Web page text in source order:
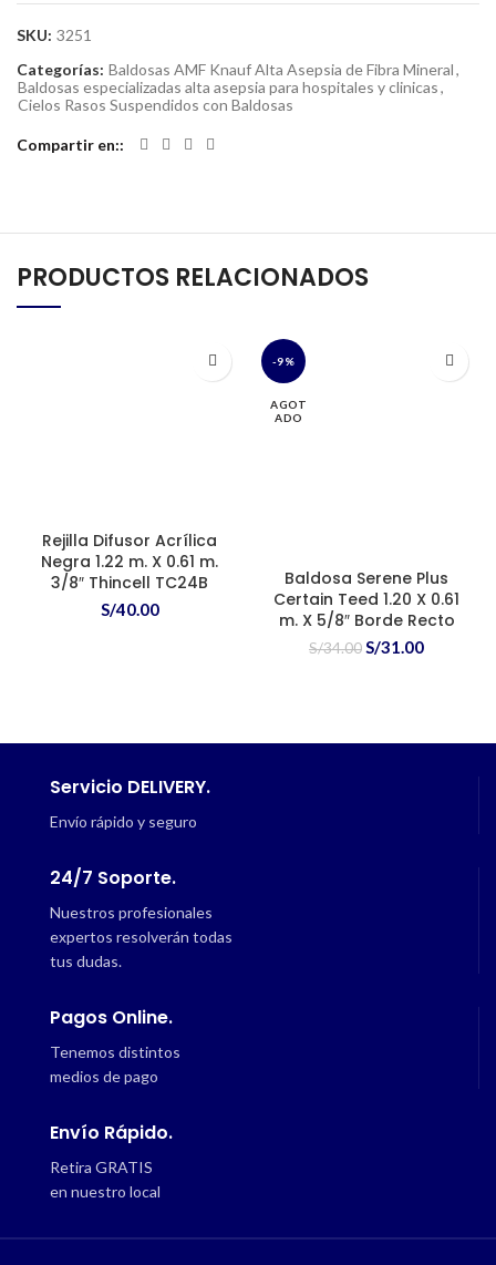
SKU: 3251
Categorías: Baldosas AMF Knauf Alta Asepsia de Fibra Mineral,
Baldosas especializadas alta asepsia para hospitales y clinicas,
Cielos Rasos Suspendidos con Baldosas
Compartir en:
PRODUCTOS RELACIONADOS
Rejilla Difusor Acrílica
Negra 1.22 m. X 0.61 m.
3/8″ Thincell TC24B
S/40.00
-9%
AGOT
ADO
Baldosa Serene Plus
Certain Teed 1.20 X 0.61
m. X 5/8″ Borde Recto
S/34.00 El
S/31.00El
Servicio DELIVERY.
Envío rápido y seguro
24/7 Soporte.
Nuestros profesionales
expertos resolverán todas
tus dudas.
Pagos Online.
Tenemos distintos
medios de pago
Envío Rápido.
Retira GRATIS
en nuestro local